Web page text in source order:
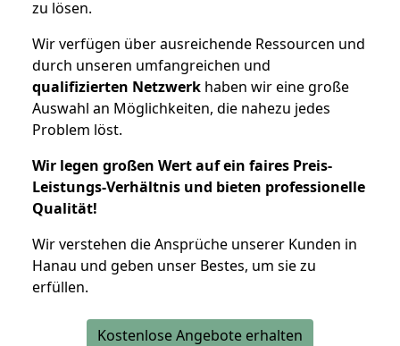
zu lösen.
Wir verfügen über ausreichende Ressourcen und
durch unseren umfangreichen und
qualifizierten Netzwerk haben wir eine große
Auswahl an Möglichkeiten, die nahezu jedes
Problem löst.
Wir legen großen Wert auf ein faires Preis-
Leistungs-Verhältnis und bieten professionelle
Qualität!
Wir verstehen die Ansprüche unserer Kunden in
Hanau und geben unser Bestes, um sie zu
erfüllen.
Kostenlose Angebote erhalten